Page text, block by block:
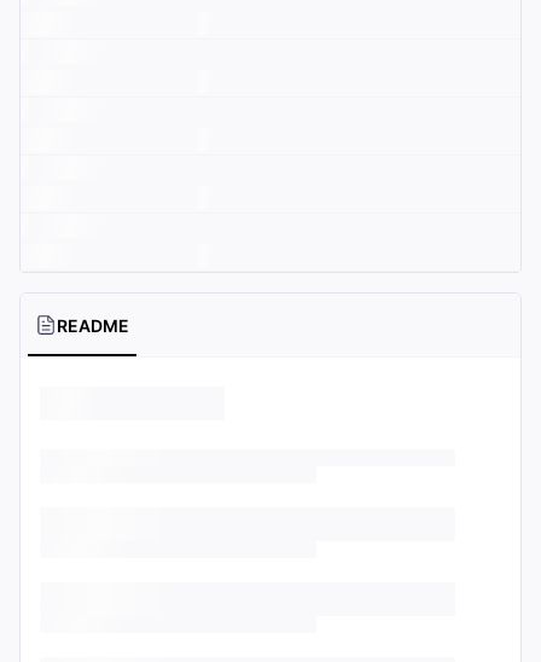
README